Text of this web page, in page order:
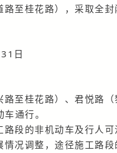
至桂花路），采取全封
日
至桂花路）、君悦路
通行。
路段的非机动车及行人可
况调整， 途径施工路